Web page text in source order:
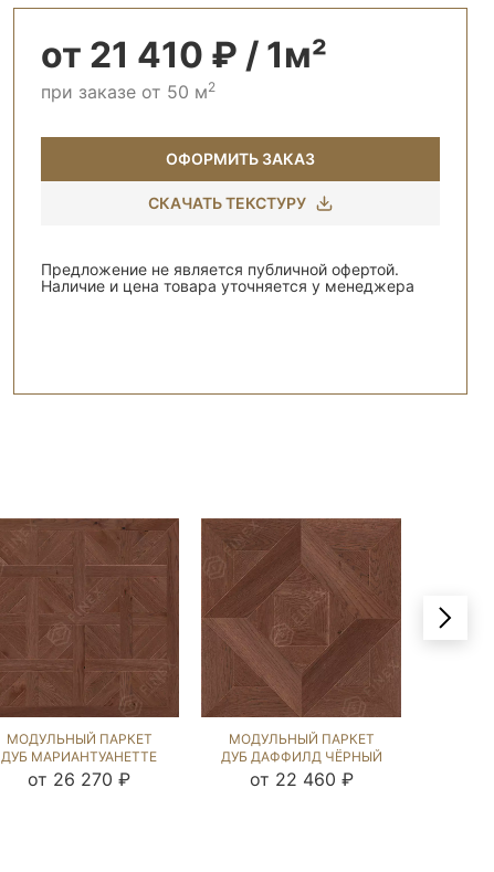
от 21 410 ₽ / 1м²
при заказе от 50 м2
ОФОРМИТЬ ЗАКАЗ
СКАЧАТЬ ТЕКСТУРУ
Предложение не является публичной офертой.
Наличие и цена товара уточняется у менеджера
МОДУЛЬНЫЙ ПАРКЕТ
ДУБ МАРИАНТУАНЕТТЕ
ЧЁРНЫЙ ОРЕХ (BRUSHED)
от 26 270 ₽
МОДУЛЬНЫЙ ПАРКЕТ
ДУБ ДАФФИЛД ЧЁРНЫЙ
ОРЕХ (BRUSHED) 122060
от 22 460 ₽